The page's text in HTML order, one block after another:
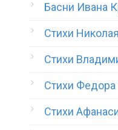
Басни Ивана
Стихи
Стихи
Стихи Федора
Стихи